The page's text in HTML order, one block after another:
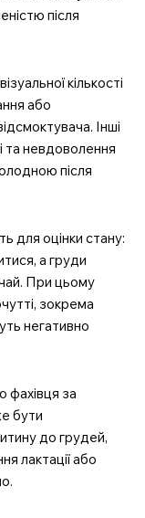
після
кількості
або
Інші
та невдоволення
після
для оцінки стану:
а груди
При цьому
зокрема
негативно
фахівця за
бути
до грудей,
лактації або